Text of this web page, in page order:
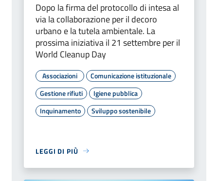
Dopo la firma del protocollo di intesa al
via la collaborazione per il decoro
urbano e la tutela ambientale. La
prossima iniziativa il 21 settembre per il
World Cleanup Day
Associazioni
Comunicazione istituzionale
Gestione rifiuti
Igiene pubblica
Inquinamento
Sviluppo sostenibile
LEGGI DI PIÙ